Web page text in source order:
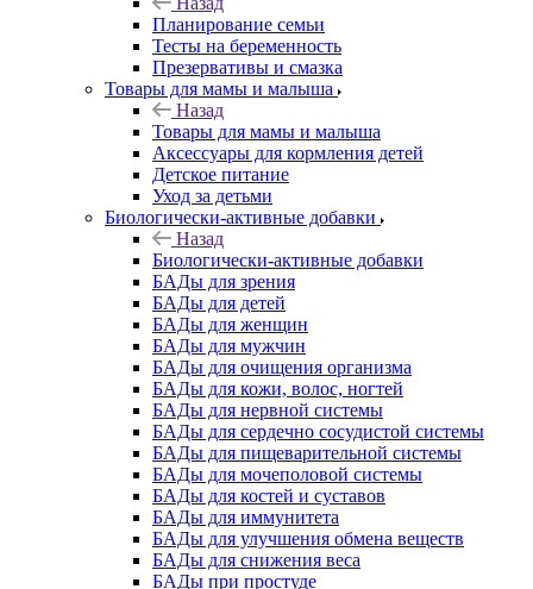
Планирование семьи
Тесты на беременность
Презервативы и смазка
Товары для мамы и малыша
Назад
Товары для мамы и малыша
Аксессуары для кормления детей
Детское питание
Уход за детьми
Биологически-активные добавки
Назад
Биологически-активные добавки
БАДы для зрения
БАДы для детей
БАДы для женщин
БАДы для мужчин
БАДы для очищения организма
БАДы для кожи, волос, ногтей
БАДы для нервной системы
БАДы для сердечно сосудистой системы
БАДы для пищеварительной системы
БАДы для мочеполовой системы
БАДы для костей и суставов
БАДы для иммунитета
БАДы для улучшения обмена веществ
БАДы для снижения веса
БАДы при простуде